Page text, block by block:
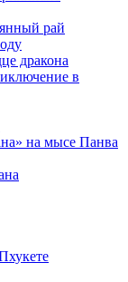
рай
дракона
в
на мысе Панва